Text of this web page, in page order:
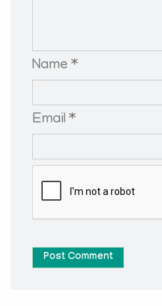
Name *
Email *
Post Comment